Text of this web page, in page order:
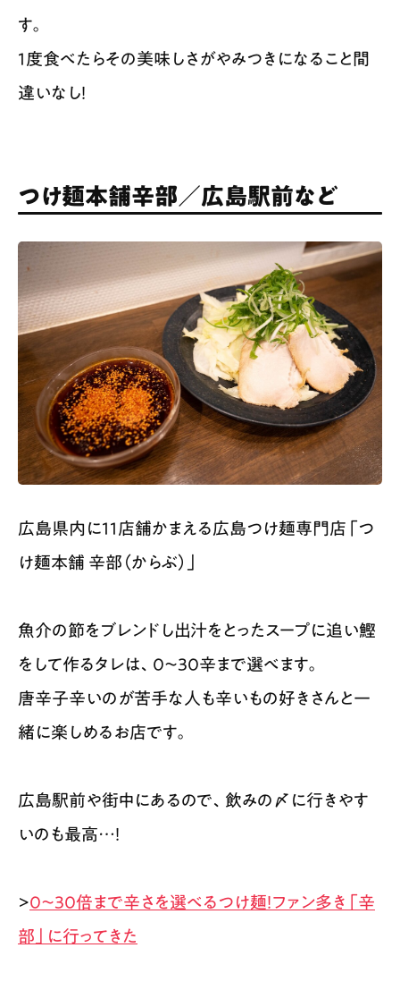
す。
1度食べたらその美味しさがやみつきになること間
違いなし！
つけ麺本舗辛部／広島駅前など
広島県内に11店舗かまえる広島つけ麺専門店「つ
け麺本舗 辛部（からぶ）」
魚介の節をブレンドし出汁をとったスープに追い鰹
をして作るタレは、0〜30辛まで選べます。
唐辛子辛いのが苦手な人も辛いもの好きさんと一
緒に楽しめるお店です。
広島駅前や街中にあるので、飲みの〆に行きやす
いのも最高…！
>0〜30倍まで辛さを選べるつけ麺！ファン多き「辛
部」に行ってきた